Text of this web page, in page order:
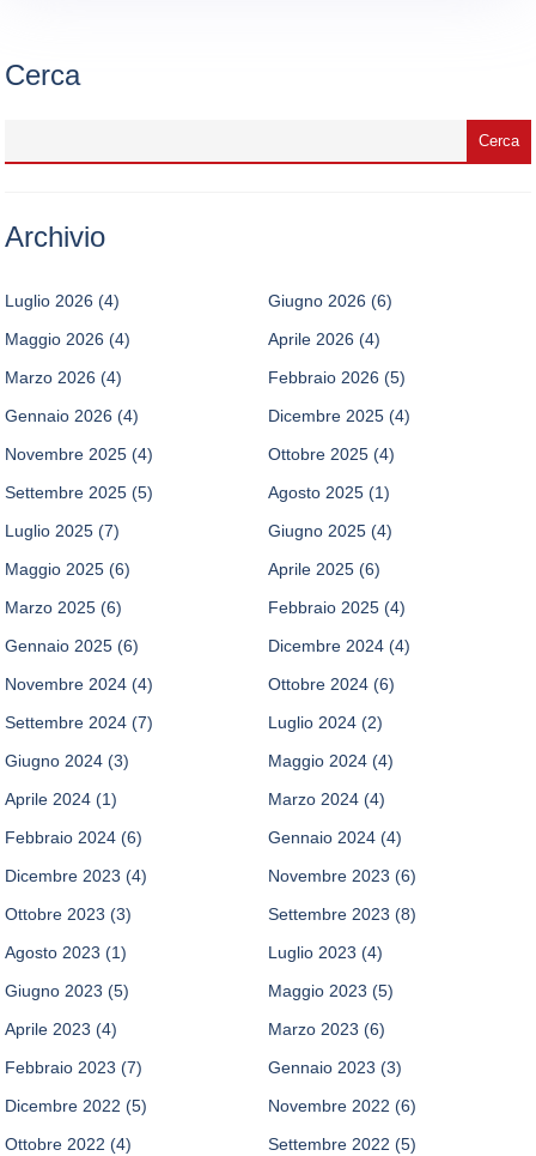
Cerca
Archivio
Luglio 2026 (4) Giugno 2026 (6)
Maggio 2026 (4) Aprile 2026 (4)
Marzo 2026 (4) Febbraio 2026 (5)
Gennaio 2026 (4) Dicembre 2025 (4)
Novembre 2025 (4) Ottobre 2025 (4)
Settembre 2025 (5) Agosto 2025 (1)
Luglio 2025 (7) Giugno 2025 (4)
Maggio 2025 (6) Aprile 2025 (6)
Marzo 2025 (6) Febbraio 2025 (4)
Gennaio 2025 (6) Dicembre 2024 (4)
Novembre 2024 (4) Ottobre 2024 (6)
Settembre 2024 (7) Luglio 2024 (2)
Giugno 2024 (3) Maggio 2024 (4)
Aprile 2024 (1) Marzo 2024 (4)
Febbraio 2024 (6) Gennaio 2024 (4)
Dicembre 2023 (4) Novembre 2023 (6)
Ottobre 2023 (3) Settembre 2023 (8)
Agosto 2023 (1) Luglio 2023 (4)
Giugno 2023 (5) Maggio 2023 (5)
Aprile 2023 (4) Marzo 2023 (6)
Febbraio 2023 (7) Gennaio 2023 (3)
Dicembre 2022 (5) Novembre 2022 (6)
Ottobre 2022 (4) Settembre 2022 (5)